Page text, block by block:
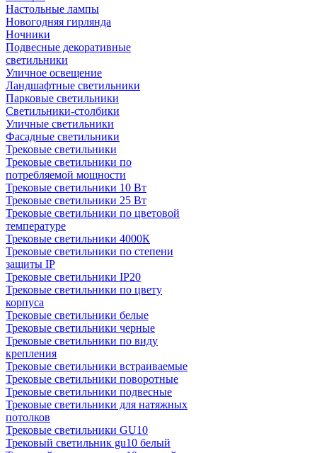
Настольные лампы
Новогодняя гирлянда
Ночники
Подвесные декоративные
светильники
Уличное освещение
Ландшафтные светильники
Парковые светильники
Светильники-столбики
Уличные светильники
Фасадные светильники
Трековые светильники
Трековые светильники по
потребляемой мощности
Трековые светильники 10 Вт
Трековые светильники 25 Вт
Трековые светильники по цветовой
температуре
Трековые светильники 4000К
Трековые светильники по степени
защиты IP
Трековые светильники IP20
Трековые светильники по цвету
корпуса
Трековые светильники белые
Трековые светильники черные
Трековые светильники по виду
крепления
Трековые светильники встраиваемые
Трековые светильники поворотные
Трековые светильники подвесные
Трековые светильники для натяжных
потолков
Трековые светильники GU10
Трековый светильник gu10 белый